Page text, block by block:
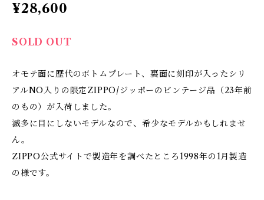
¥28,600
SOLD OUT
オモテ面に歴代のボトムプレート、裏面に刻印が入ったシリ
アルNO入りの限定ZIPPO/ジッポーのビンテージ品（23年前
のもの）が入荷しました。
滅多に目にしないモデルなので、希少なモデルかもしれませ
ん。
ZIPPO公式サイトで製造年を調べたところ1998年の1月製造
の様です。